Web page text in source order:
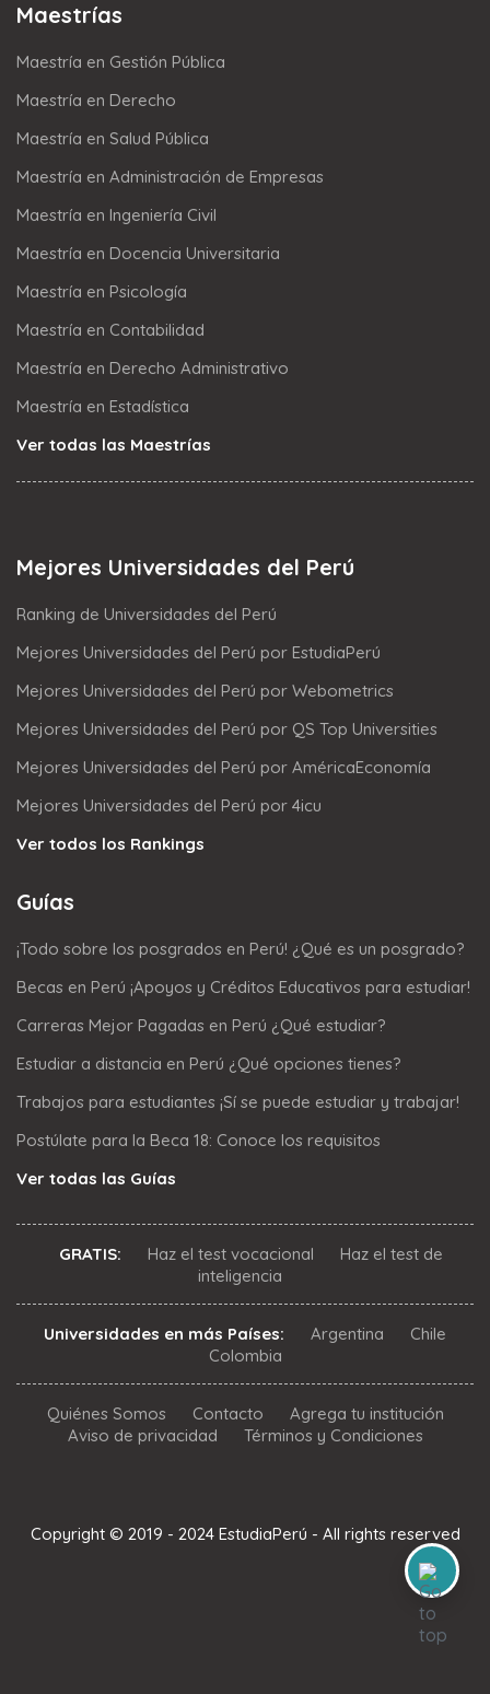
Maestrías
Maestría en Gestión Pública
Maestría en Derecho
Maestría en Salud Pública
Maestría en Administración de Empresas
Maestría en Ingeniería Civil
Maestría en Docencia Universitaria
Maestría en Psicología
Maestría en Contabilidad
Maestría en Derecho Administrativo
Maestría en Estadística
Ver todas las Maestrías
Mejores Universidades del Perú
Ranking de Universidades del Perú
Mejores Universidades del Perú por EstudiaPerú
Mejores Universidades del Perú por Webometrics
Mejores Universidades del Perú por QS Top Universities
Mejores Universidades del Perú por AméricaEconomía
Mejores Universidades del Perú por 4icu
Ver todos los Rankings
Guías
¡Todo sobre los posgrados en Perú! ¿Qué es un posgrado?
Becas en Perú ¡Apoyos y Créditos Educativos para estudiar!
Carreras Mejor Pagadas en Perú ¿Qué estudiar?
Estudiar a distancia en Perú ¿Qué opciones tienes?
Trabajos para estudiantes ¡Sí se puede estudiar y trabajar!
Postúlate para la Beca 18: Conoce los requisitos
Ver todas las Guías
GRATIS: Haz el test vocacional
Haz el test de
inteligencia
Universidades en más Países: Argentina
Chile
Colombia
Quiénes Somos Contacto
Agrega tu institución
Aviso de privacidad
Términos y Condiciones
Copyright © 2019 - 2024 EstudiaPerú - All rights reserved